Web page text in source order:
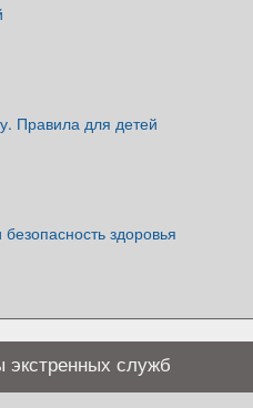
Правила для детей
здоровья
экстренных служб